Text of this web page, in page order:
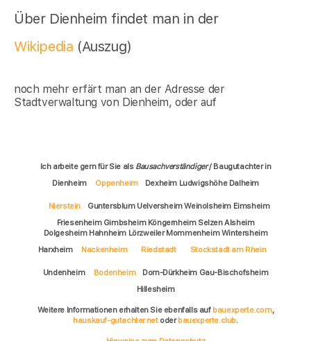
Über Dienheim findet man in der
Wikipedia (Auszug)
noch mehr erfärt man an der Adresse der
Stadtverwaltung von Dienheim, oder auf
Ich arbeite gern für Sie als Bausachverständiger/ Baugutachter in
Dienheim
Oppenheim Dexheim Ludwigshöhe Dalheim
Nierstein
Guntersblum Uelversheim Weinolsheim Eimsheim
Friesenheim Gimbsheim Köngernheim Selzen Alsheim
Dolgesheim Hahnheim Lörzweiler Mommenheim Wintersheim
Harxheim
Nackenheim Riedstadt Stockstadt am Rhein
Undenheim Bodenheim
Dorn-Dürkheim Gau-Bischofsheim
Hillesheim
Weitere Informationen erhalten Sie ebenfalls auf bauexperte.com,
hauskauf-gutachter.netoderbauexperte.club.